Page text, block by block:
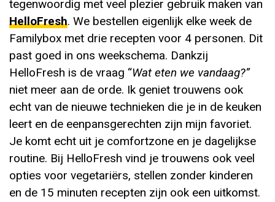
tegenwoordig met veel plezier gebruik maken van
HelloFresh. We bestellen eigenlijk elke week de
Familybox met drie recepten voor 4 personen. Dit
past goed in ons weekschema. Dankzij
HelloFresh is de vraag “Wat eten we vandaag?”
niet meer aan de orde. Ik geniet trouwens ook
echt van de nieuwe technieken die je in de keuken
leert en de eenpansgerechten zijn mijn favoriet.
Je komt echt uit je comfortzone en je dagelijkse
routine. Bij HelloFresh vind je trouwens ook veel
opties voor vegetariërs, stellen zonder kinderen
en de 15 minuten recepten zijn ook een uitkomst.